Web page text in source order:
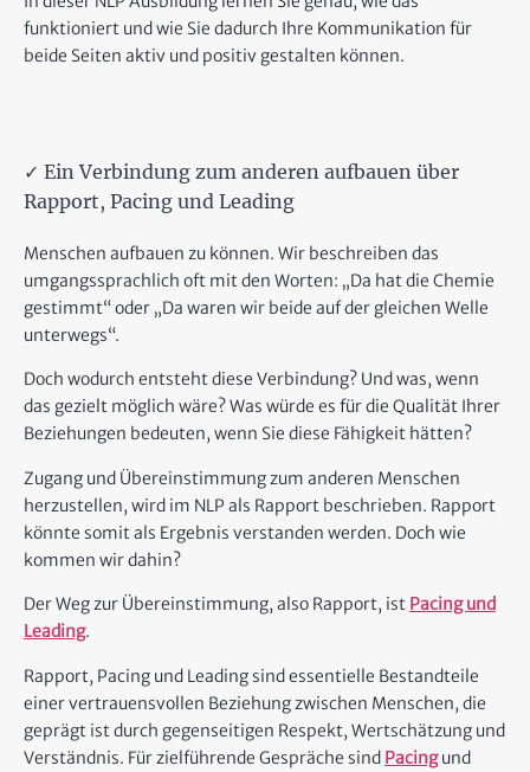
funktioniert und wie Sie dadurch Ihre Kommunikation für
beide Seiten aktiv und positiv gestalten können.
✓ Ein Verbindung zum anderen aufbauen über
Rapport, Pacing und Leading
Menschen aufbauen zu können. Wir beschreiben das
umgangssprachlich oft mit den Worten: „Da hat die Chemie
gestimmt“ oder „Da waren wir beide auf der gleichen Welle
unterwegs“.
Doch wodurch entsteht diese Verbindung? Und was, wenn
das gezielt möglich wäre? Was würde es für die Qualität Ihrer
Beziehungen bedeuten, wenn Sie diese Fähigkeit hätten?
Zugang und Übereinstimmung zum anderen Menschen
herzustellen, wird im NLP als Rapport beschrieben. Rapport
könnte somit als Ergebnis verstanden werden. Doch wie
kommen wir dahin?
Der Weg zur Übereinstimmung, also Rapport, ist Pacing und
Leading.
Rapport, Pacing und Leading sind essentielle Bestandteile
einer vertrauensvollen Beziehung zwischen Menschen, die
geprägt ist durch gegenseitigen Respekt, Wertschätzung und
Verständnis. Für zielführende Gespräche sind Pacingund